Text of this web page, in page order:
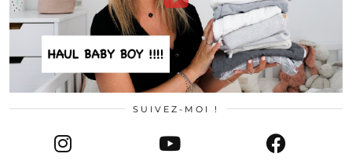
SUIVEZ-MOI !